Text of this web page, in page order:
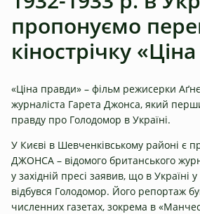
пропонуємо
кінострічку
«Ціна правди» – фільм режисерки
журналіста Гарета Джонса, який
правду про Голодомор в Україні.
У Києві в Шевченківському районі є
ДЖОНСА – відомого британського
у західній пресі заявив, що в Україні
відбувся Голодомор. Його репортаж
численних газетах, зокрема в